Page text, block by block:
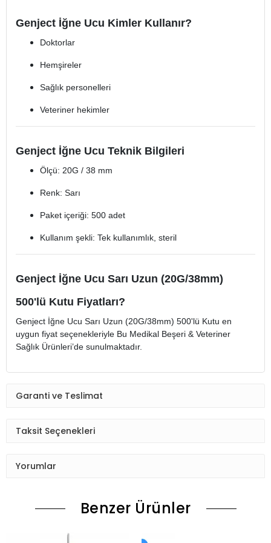
Genject İğne Ucu Kimler Kullanır?
Doktorlar
Hemşireler
Sağlık personelleri
Veteriner hekimler
Genject İğne Ucu Teknik Bilgileri
Ölçü: 20G / 38 mm
Renk: Sarı
Paket içeriği: 500 adet
Kullanım şekli: Tek kullanımlık, steril
Genject İğne Ucu Sarı Uzun (20G/38mm)
500'lü Kutu Fiyatları?
Genject İğne Ucu Sarı Uzun (20G/38mm) 500'lü Kutu en
uygun fiyat seçenekleriyle Bu Medikal Beşeri & Veteriner
Sağlık Ürünleri’de sunulmaktadır.
Garanti ve Teslimat
Taksit Seçenekleri
Yorumlar
Benzer Ürünler